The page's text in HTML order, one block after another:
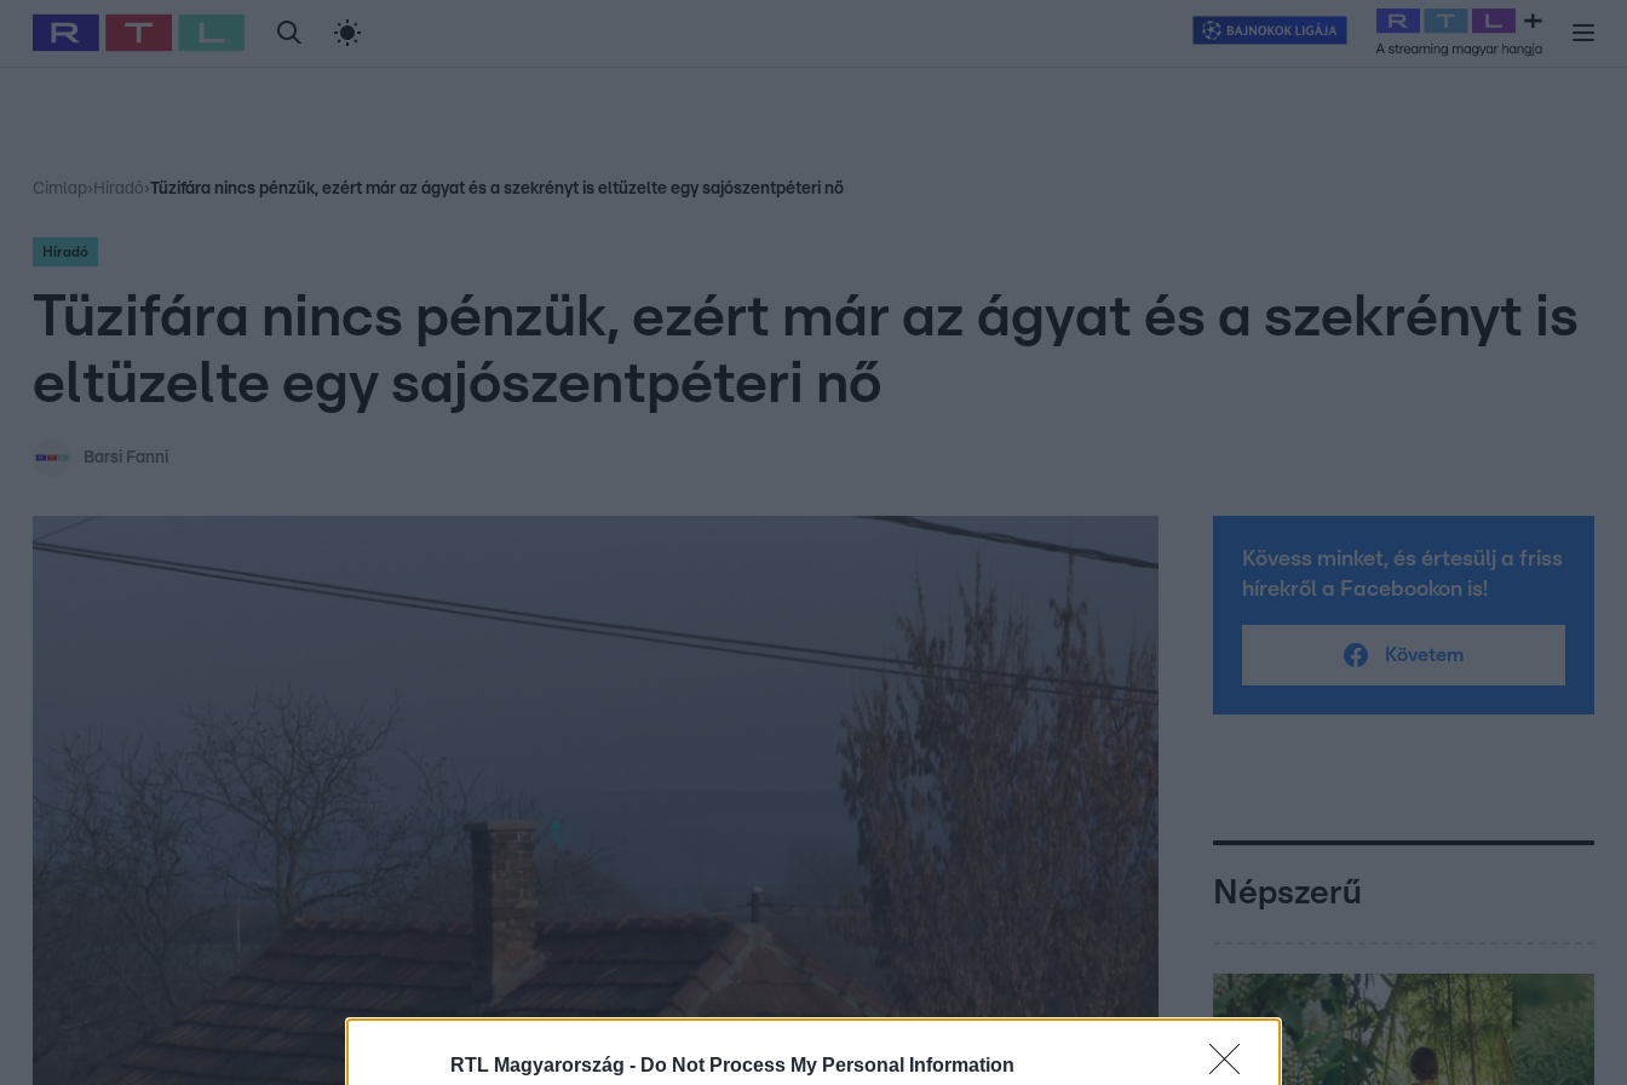
RTL Magyarország - Do Not Process My Personal Information
Babits Marcella Szellő István Most Wanted Exek csatája 2026 Celeb vagyok, ments ki innen
Címlap› Híradó›Tüzifára nincs pénzük, ezért már az ágyat és a szekrényt is eltüzelte egy sajószentpéteri nő
Híradó
Tüzifára nincs pénzük, ezért már az ágyat és a szekrényt is
eltüzelte egy sajószentpéteri nő
Barsi Fanni
Kövess minket, és értesülj a friss
hírekről a Facebookon is!
Követem
Népszerű